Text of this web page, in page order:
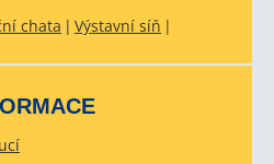
chata Výstavní síň